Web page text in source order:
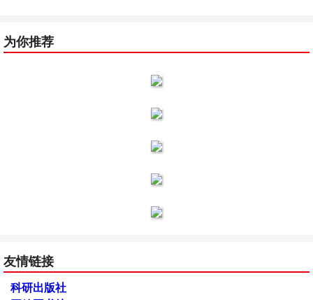
为你推荐
友情链接
科研出版社